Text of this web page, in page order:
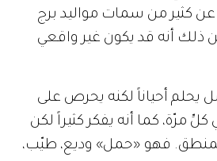
كثير من سمات مواليد برج
أنه قد يكون غير واقعي
يحلم أحياناً لكنه يحرص على
مرّة، كما أنه يفكر كثيراً لكن
فهو «حمل» وديع، طيّب،